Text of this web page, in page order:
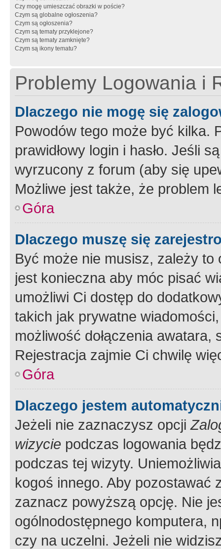
Czy mogę umieszczać obrazki w poście?
Czym są globalne ogłoszenia?
Czym są ogłoszenia?
Czym są tematy przyklejone?
Czym są tematy zamknięte?
Czym są ikony tematu?
Problemy Logowania i
Dlaczego nie mogę się
Powodów tego może być kilka.
prawidłowy login i hasło. Jeśli
wyrzucony z forum (aby się
Możliwe jest także, że problem
Góra
Dlaczego muszę się
Być może nie musisz, zależy
jest konieczna aby móc pisać
umożliwi Ci dostęp do
takich jak prywatne
możliwość dołączenia
Rejestracja zajmie Ci chwilę
Góra
Dlaczego jestem
Jeżeli nie zaznaczysz opcji
wizycie podczas logowania
podczas tej wizyty.
kogoś innego. Aby pozostawać
zaznacz powyższą opcję. Nie
ogólnodostępnego komputera,
czy na uczelni. Jeżeli nie